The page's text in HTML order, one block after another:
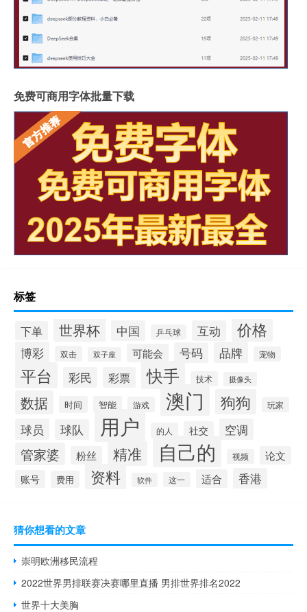
免费可商用字体批量下载
标签
下单 世界杯 中国 乒乓球 互动 价格
博彩 双击 双子座 可能会 号码 品牌 宠物
平台 彩民 彩票 快手 技术 摄像头
数据 时间 智能 游戏 澳门 狗狗 玩家
球员 球队 用户 的人 社交 空调
管家婆 粉丝 精准 自己的 视频 论文
账号 费用 资料 软件 这一 适合 香港
猜你想看的文章
崇明欧洲移民流程
2022世界男排联赛决赛哪里直播 男排世界排名2022
世界十大美胸